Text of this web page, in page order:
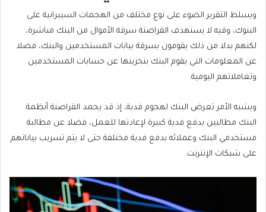
ويسلط التقرير الضوء على نوع مختلف من الهجمات السيبرانية على
البنوك، وفيه لا يستهدف القراصنة سرقة الأموال من البنك مباشرة،
لكنهم بدلا من ذلك يقومون بسرقة بيانات المستخدمين والبنك، فضلا
عن المعلومات التي يقوم البنك بتخزينها عن حسابات المستخدمين
وتعاملاتهم اليومية.
ويشبه الأمر تعرض البنك لهجوم فدية، إذ قد يجمد القراصنة أنظمة
البنك مطالبين بدفع فدية كبيرة لإعادتها للعمل، فضلا عن مطالبة
مستخدمي البنك وعملائه بدفع فدية مختلفة حتى لا يتم تسريب بياناتهم
على شبكات الإنترنت.